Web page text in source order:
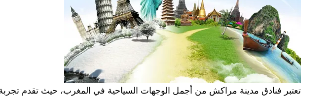
تعتبر فنادق مدينة مراكش من أجمل الوجهات السياحية في المغرب، حيث تقدم تجربة